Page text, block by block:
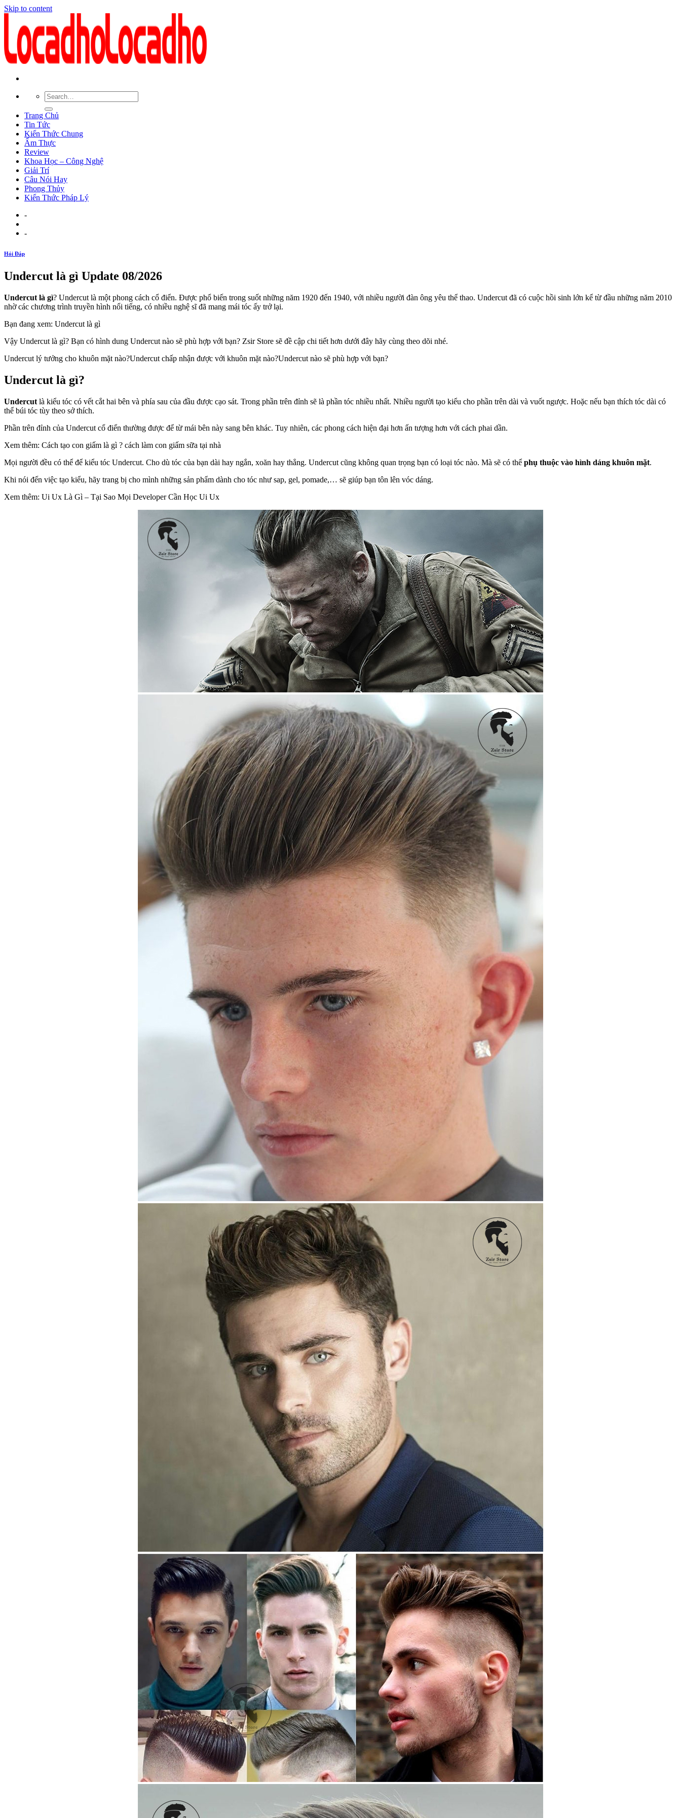
Skip to content
Trang Chủ
Tin Tức
Kiến Thức Chung
Ẩm Thực
Review
Khoa Học – Công Nghệ
Giải Trí
Câu Nói Hay
Phong Thủy
Kiến Thức Pháp Lý
-
-
Hỏi Đáp
Undercut là gì Update 08/2026
Undercut là gì? Undercut là một phong cách cổ điển. Được phổ biến trong suốt những năm 1920 đến 1940, với nhiều người đàn ông yêu thể thao. Undercut đã có cuộc hồi sinh lớn kể từ đầu những năm 2010
nhờ các chương trình truyền hình nổi tiếng, có nhiều nghệ sĩ đã mang mái tóc ấy trở lại.
Bạn đang xem: Undercut là gì
Vậy Undercut là gì? Bạn có hình dung Undercut nào sẽ phù hợp với bạn? Zsir Store sẽ đề cập chi tiết hơn dưới đây hãy cùng theo dõi nhé.
Undercut lý tưởng cho khuôn mặt nào?Undercut chấp nhận được với khuôn mặt nào?Undercut nào sẽ phù hợp với bạn?
Undercut là gì?
Undercut là kiểu tóc có vết cắt hai bên và phía sau của đầu được cạo sát. Trong phần trên đỉnh sẽ là phần tóc nhiều nhất. Nhiều người tạo kiểu cho phần trên dài và vuốt ngược. Hoặc nếu bạn thích tóc dài có
thể búi tóc tùy theo sở thích.
Phần trên đỉnh của Undercut cổ điển thường được để từ mái bên này sang bên khác. Tuy nhiên, các phong cách hiện đại hơn ấn tượng hơn với cách phai dần.
Xem thêm: Cách tạo con giấm là gì ? cách làm con giấm sữa tại nhà
Mọi người đều có thể để kiểu tóc Undercut. Cho dù tóc của bạn dài hay ngắn, xoăn hay thẳng. Undercut cũng không quan trọng bạn có loại tóc nào. Mà sẽ có thể phụ thuộc vào hình dáng khuôn mặt.
Khi nói đến việc tạo kiểu, hãy trang bị cho mình những sản phẩm dành cho tóc như sap, gel, pomade,… sẽ giúp bạn tôn lên vóc dáng.
Xem thêm: Ui Ux Là Gì – Tại Sao Mọi Developer Cần Học Ui Ux